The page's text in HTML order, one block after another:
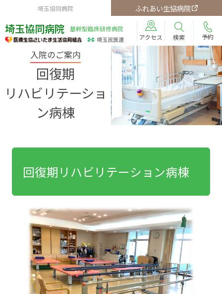
埼玉協同病院 ふれあい生協病院
埼玉協同病院
基幹型臨床研修病院
アクセス
検索 予約
入院のご案内
回復期
リハビリテーショ
ン病棟
回復期リハビリテーション病棟